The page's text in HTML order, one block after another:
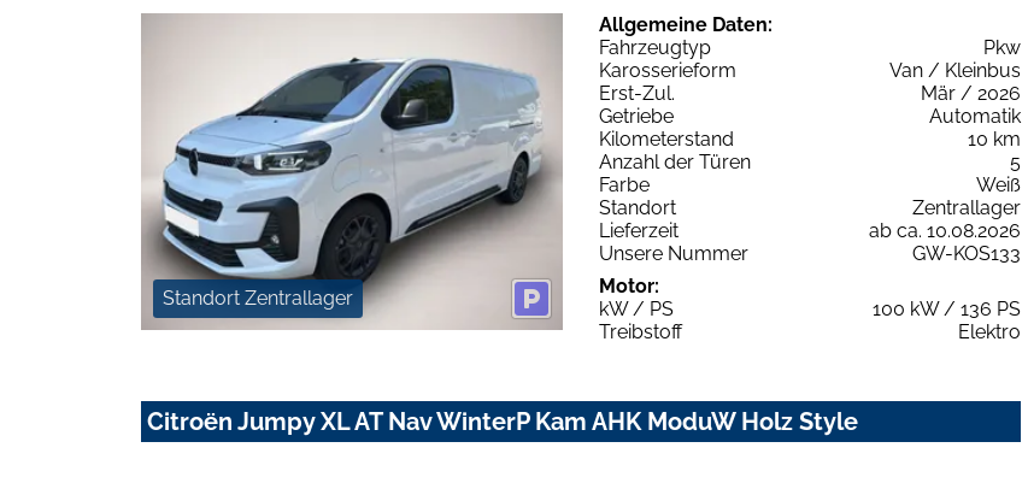
Standort Zentrallager
Allgemeine Daten:
Fahrzeugtyp
Pkw
Karosserieform
Van / Kleinbus
Erst-Zul.
Mär / 2026
Getriebe
Automatik
Kilometerstand
10 km
Anzahl der Türen
5
Farbe
Weiß
Standort
Zentrallager
Lieferzeit
ab ca. 10.08.2026
Unsere Nummer
GW-KOS133
Motor:
kW / PS
100 kW / 136 PS
Treibstoff
Elektro
Citroën Jumpy XL AT Nav WinterP Kam AHK ModuW Holz Style